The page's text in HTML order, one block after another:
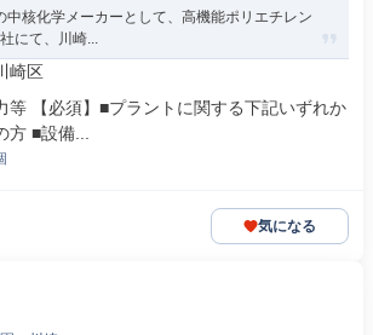
中核化学メーカーとして、高機能ポリエチレン
にて、川崎...
崎区
等 【必須】■プラントに関する下記いずれか
■設備...
気になる